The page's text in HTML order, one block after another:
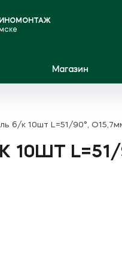
Магазин
б/к 10шт L=51/90°,
10ШТ L=51/